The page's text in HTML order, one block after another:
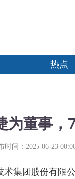
热点
为董事
时间：2025-06-23
集团股份有限公